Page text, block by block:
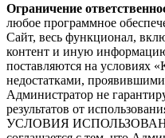
Ограничение
любое программное
Сайт, весь функционал,
контент и иную
поставляются на условиях
недостатками,
Администратор не
результатов от
УСЛОВИЯ